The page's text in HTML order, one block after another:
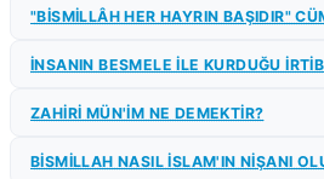
"BİSMİLLÂH HER HAYRIN BAŞIDIR"
İNSANIN BESMELE İLE KURDUĞU
ZAHİRİ MÜN'İM NE DEMEKTİR?
BİSMİLLAH NASIL İSLAM'IN NİŞANI